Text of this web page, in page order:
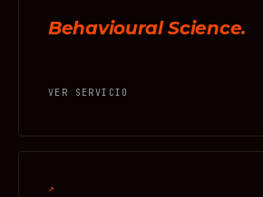
Behavioural Science.
VER SERVICIO
↗